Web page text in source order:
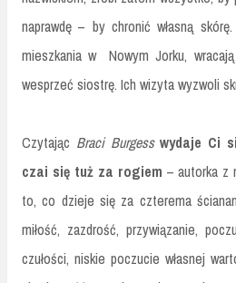
naprawdę – by chronić własną
mieszkania w Nowym Jorku,
wesprzeć siostrę. Ich wizyta wyzwoli
Czytając Braci Burgesswydaje Ci
czai się tuż za rogiem – autorka z
to, co dzieje się za czterema
miłość, zazdrość, przywiązanie,
czułości, niskie poczucie własnej